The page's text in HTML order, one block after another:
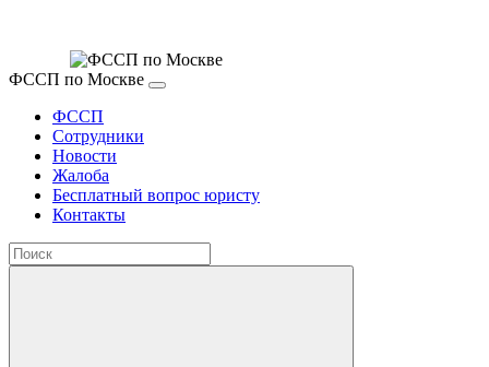
ФССП по Москве
ФССП
Сотрудники
Новости
Жалоба
Бесплатный вопрос юристу
Контакты